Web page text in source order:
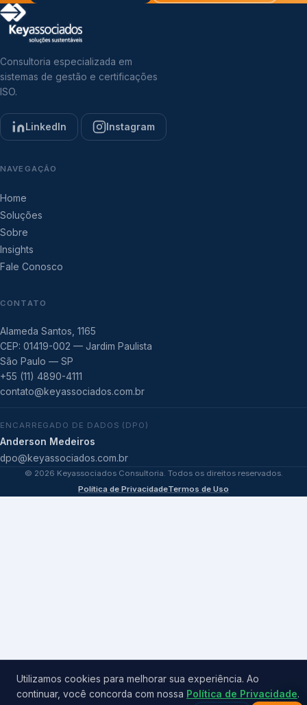
Consultoria especializada em
sistemas de gestão e certificações
ISO.
LinkedIn Instagram
NAVEGAÇÃO
Home
Soluções
Sobre
Insights
Fale Conosco
CONTATO
Alameda Santos, 1165
CEP: 01419-002 — Jardim Paulista
São Paulo — SP
+55 (11) 4890-4111
contato@keyassociados.com.br
ENCARREGADO DE DADOS (DPO)
Anderson Medeiros
dpo@keyassociados.com.br
© 2026 Keyassociados Consultoria. Todos os direitos reservados.
Política de PrivacidadeTermos de Uso
Utilizamos cookies para melhorar sua experiência. Ao
continuar, você concorda com nossa Política de Privacidade.